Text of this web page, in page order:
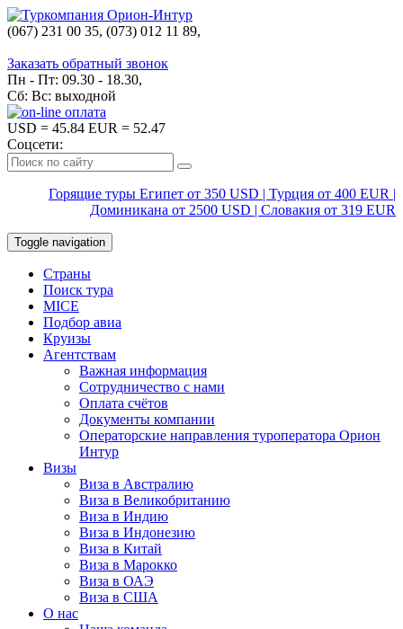
(067) 231 00 35, (073) 012 11 89,
Заказать обратный звонок
Пн - Пт: 09.30 - 18.30,
Сб: Вс: выходной
USD = 45.84 EUR = 52.47
Соцсети:
Горящие туры Египет от 350 USD | Турция от 400 EUR |
Доминикана от 2500 USD | Словакия от 319 EUR
Toggle navigation
Страны
Поиск тура
MICE
Подбор авиа
Круизы
Агентствам
Важная информация
Сотрудничество с нами
Оплата счётов
Документы компании
Операторские направления туроператора Орион
Интур
Визы
Виза в Австралию
Виза в Великобританию
Виза в Индию
Виза в Индонезию
Виза в Китай
Виза в Марокко
Виза в ОАЭ
Виза в США
О нас